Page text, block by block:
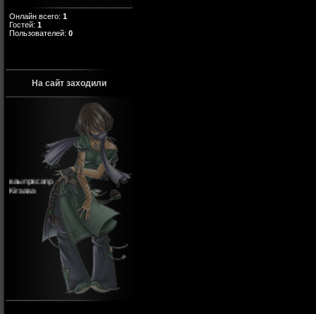
Онлайн всего: 1
Гостей: 1
Пользователей: 0
На сайт заходили
Kiraaaa